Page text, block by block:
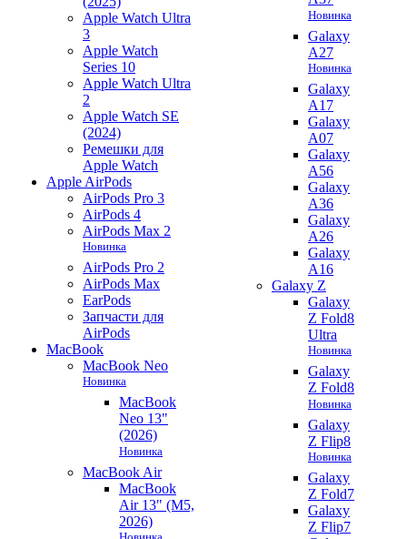
Apple Watch Ultra
3
Apple Watch
Series 10
Apple Watch Ultra
2
Apple Watch SE
(2024)
Ремешки для
Apple Watch
Apple AirPods
AirPods Pro 3
AirPods 4
AirPods Max 2
Новинка
AirPods Pro 2
AirPods Max
EarPods
Запчасти для
AirPods
MacBook
MacBook Neo
Новинка
MacBook
Neo 13"
(2026)
Новинка
MacBook Air
MacBook
Air 13" (M5,
2026)
Новинка
Galaxy
A27
Новинка
Galaxy
A17
Galaxy
A07
Galaxy
A56
Galaxy
A36
Galaxy
A26
Galaxy
A16
Galaxy Z
Galaxy
Z Fold8
Ultra
Новинка
Galaxy
Z Fold8
Новинка
Galaxy
Z Flip8
Новинка
Galaxy
Z Fold7
Galaxy
Z Flip7